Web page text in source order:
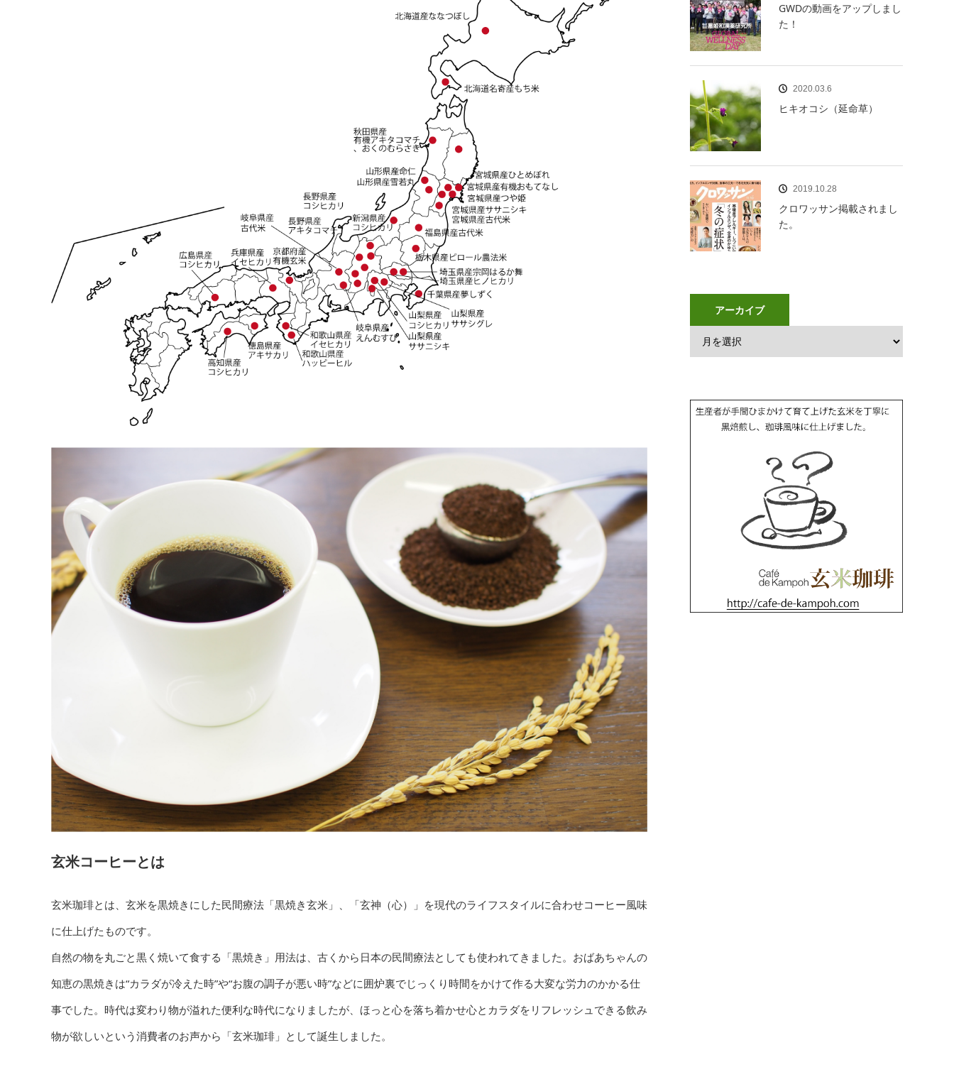
玄米コーヒーとは
玄米珈琲とは、玄米を黒焼きにした民間療法「黒焼き玄米」、「玄神（心）」を現代のライフスタイルに合わせコーヒー風味
に仕上げたものです。
自然の物を丸ごと黒く焼いて食する「黒焼き」用法は、古くから日本の民間療法としても使われてきました。おばあちゃんの
知恵の黒焼きは“カラダが冷えた時”や“お腹の調子が悪い時”などに囲炉裏でじっくり時間をかけて作る大変な労力のかかる仕
事でした。時代は変わり物が溢れた便利な時代になりましたが、ほっと心を落ち着かせ心とカラダをリフレッシュできる飲み
物が欲しいという消費者のお声から「玄米珈琲」として誕生しました。
GWDの動画をアップしまし
た！
2020.03.6
ヒキオコシ（延命草）
2019.10.28
クロワッサン掲載されまし
た。
アーカイブ